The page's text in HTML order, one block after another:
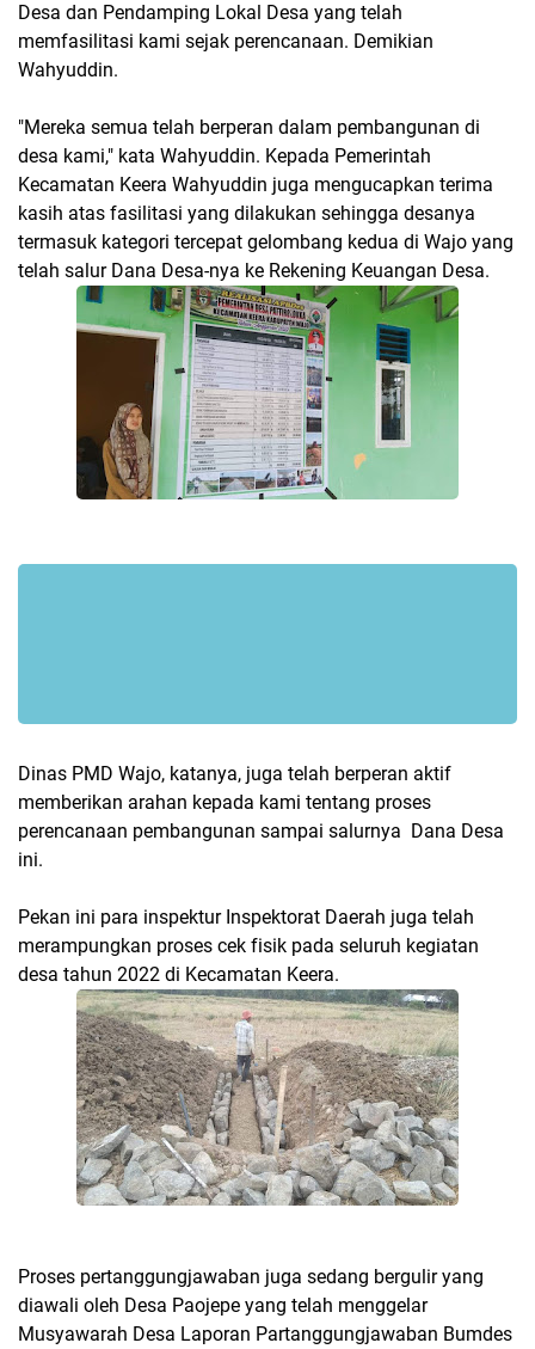
Desa dan Pendamping Lokal Desa yang telah
memfasilitasi kami sejak perencanaan. Demikian
Wahyuddin.
"Mereka semua telah berperan dalam pembangunan di
desa kami," kata Wahyuddin. Kepada Pemerintah
Kecamatan Keera Wahyuddin juga mengucapkan terima
kasih atas fasilitasi yang dilakukan sehingga desanya
termasuk kategori tercepat gelombang kedua di Wajo yang
telah salur Dana Desa-nya ke Rekening Keuangan Desa.
Dinas PMD Wajo, katanya, juga telah berperan aktif
memberikan arahan kepada kami tentang proses
perencanaan pembangunan sampai salurnya Dana Desa
ini.
Pekan ini para inspektur Inspektorat Daerah juga telah
merampungkan proses cek fisik pada seluruh kegiatan
desa tahun 2022 di Kecamatan Keera.
Proses pertanggungjawaban juga sedang bergulir yang
diawali oleh Desa Paojepe yang telah menggelar
Musyawarah Desa Laporan Partanggungjawaban Bumdes